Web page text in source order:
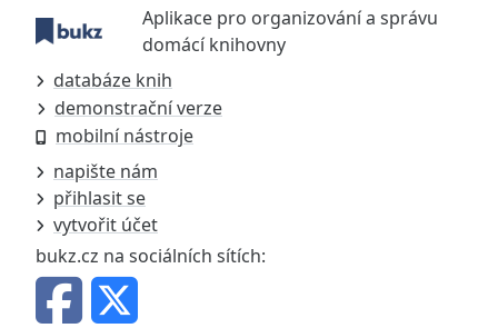
Aplikace pro organizování a správu
domácí knihovny
databáze knih
demonstrační verze
mobilní nástroje
napište nám
přihlasit se
vytvořit účet
bukz.cz na sociálních sítích: